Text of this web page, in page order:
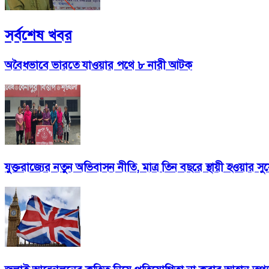
সর্বশেষ খবর
অবৈধভাবে ভারতে যাওয়ার পথে ৮ নারী আটক
যুক্তরাজ্যের নতুন অভিবাসন নীতি, মাত্র তিন বছরে স্থায়ী হওয়ার